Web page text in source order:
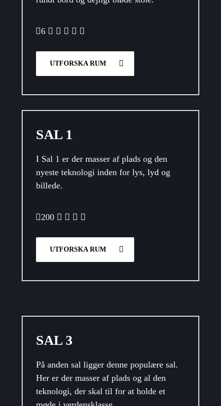
6
UTFORSKA RUM
SAL 1
I Sal 1 er der masser af plads og den
nyeste teknologi inden for lys, lyd og
billede.
200
UTFORSKA RUM
SAL 3
På anden sal ligger denne populære sal.
Her er der masser af plads og al den
teknologi, der skal til for at holde et